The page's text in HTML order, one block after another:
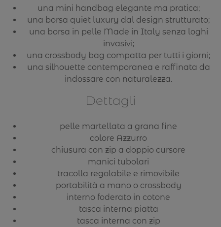
una mini handbag elegante ma pratica;
una borsa quiet luxury dal design strutturato;
una borsa in pelle Made in Italy senza loghi
invasivi;
una crossbody bag compatta per tutti i giorni;
una silhouette contemporanea e raffinata da
indossare con naturalezza.
Dettagli
pelle martellata a grana fine
colore Azzurro
chiusura con zip a doppio cursore
manici tubolari
tracolla regolabile e rimovibile
portabilità a mano o crossbody
interno foderato in cotone
tasca interna piatta
tasca interna con zip